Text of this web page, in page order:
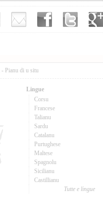
- Pianu di u situ
Lingue
Corsu
Francese
Talianu
Sardu
Catalanu
Purtughese
Maltese
Spagnolu
Sicilianu
Castillianu
Tutte e lingue